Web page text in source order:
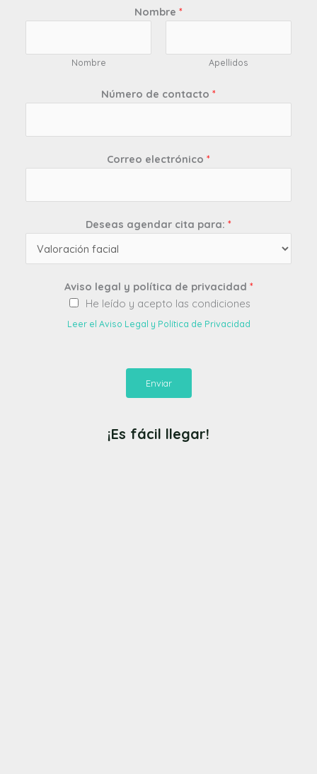
Nombre *
Nombre Apellidos
Número de contacto *
Correo electrónico *
Deseas agendar cita para: *
Aviso legal y política de privacidad *
He leído y acepto las condiciones
Leer el Aviso Legal y Política de Privacidad
Enviar
¡Es fácil llegar!